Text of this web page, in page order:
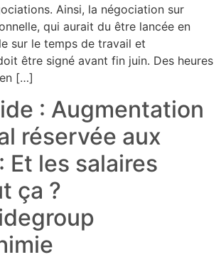
Ainsi, la négociation sur
qui aurait du être lancée en
sur le temps de travail et
être signé avant fin juin. Des heures
[…]
: Augmentation
réservée aux
Et les salaires
ça ?